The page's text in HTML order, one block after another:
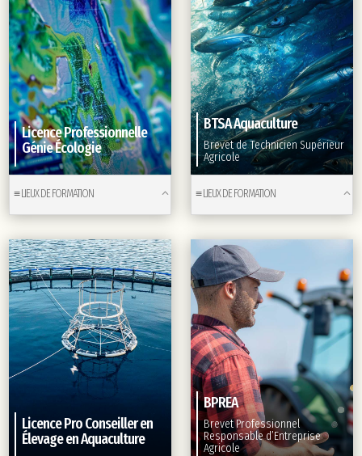
Licence Professionnelle
Génie Écologie
≡ LIEUX DE FORMATION
BTSA Aquaculture
Brevet de Technicien Supérieur
Agricole
≡ LIEUX DE FORMATION
Licence Pro Conseiller en
Élevage en Aquaculture
BPREA
Brevet Professionnel
Responsable d’Entreprise
Agricole